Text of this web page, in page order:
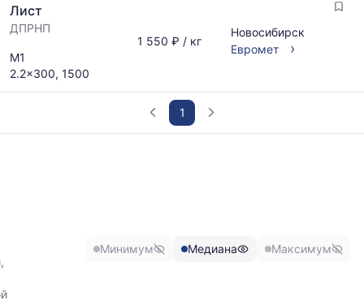
Лист
ДПРНП
М1
2.2x300, 1500
1 550 ₽ / кг
Новосибирск
Евромет
›
1
максимальной Минимум Медиана Максимум